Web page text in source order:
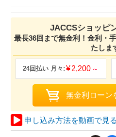
JACCSショッピ
最長36回まで無金利！金利・
たしま
2,200
申し込み方法を動画で見る